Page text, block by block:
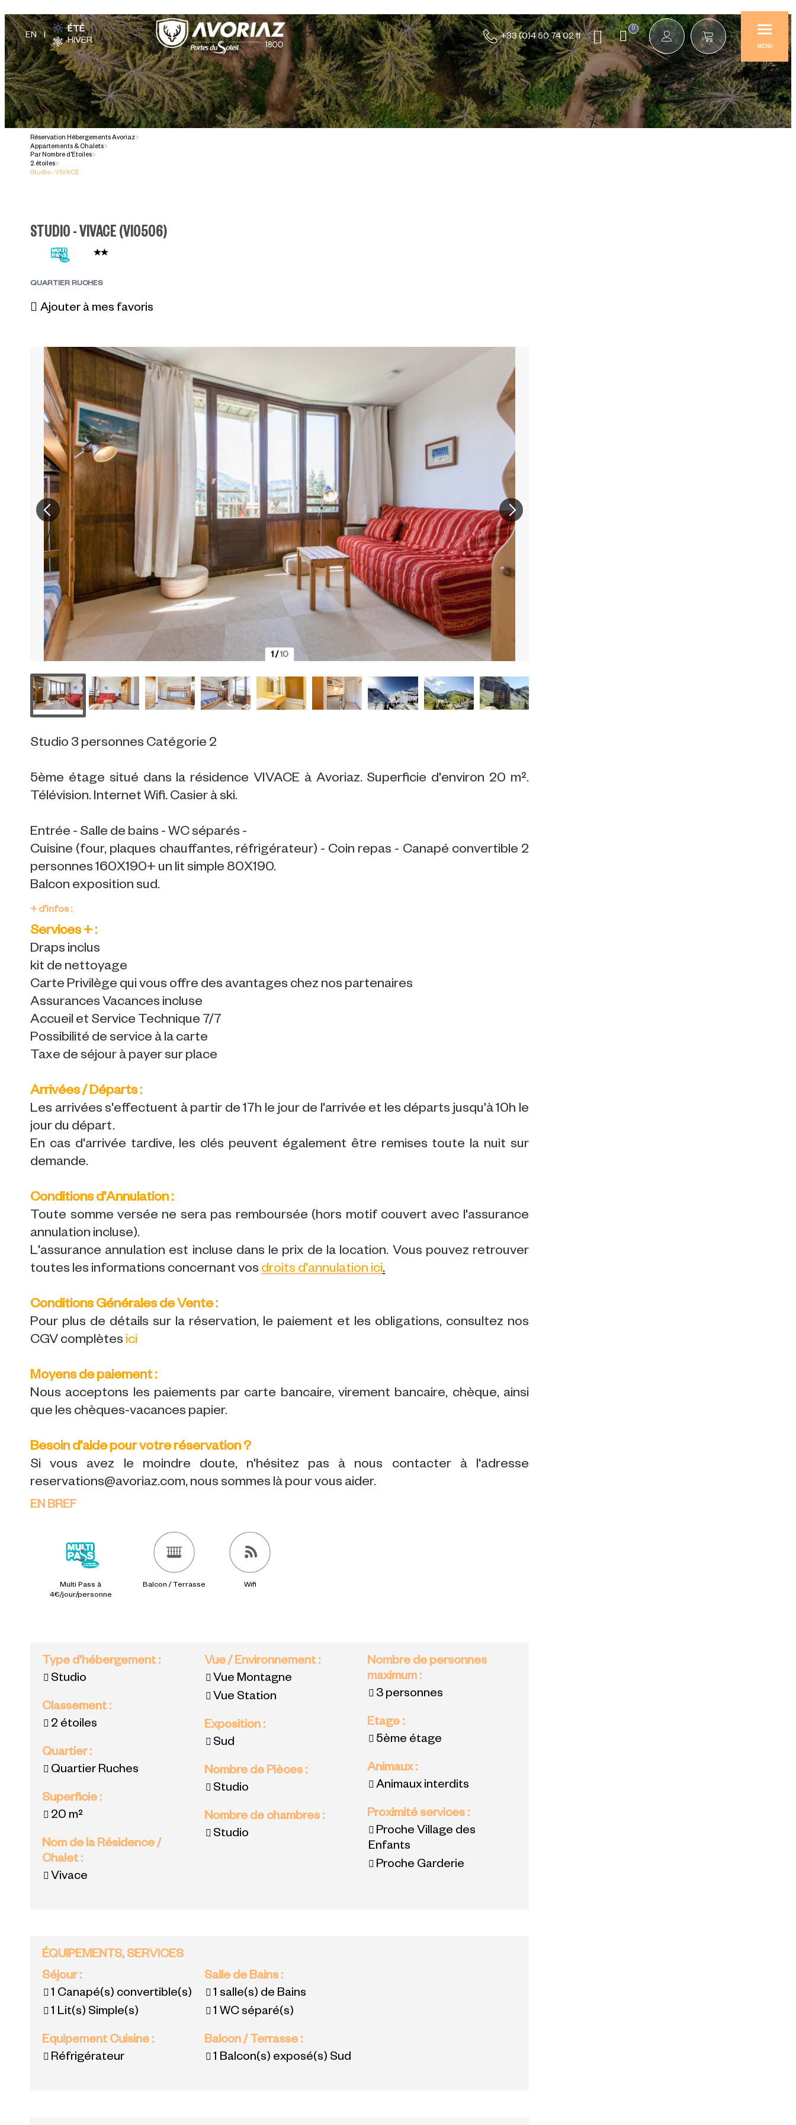
ÉTÉ
HIVER
+33 (0)4 50 74 02 11
0
MENU
Réservation Hébergements Avoriaz>
Appartements & Chalets>
Par Nombre d'Etoiles>
2 étoiles>
Studio - VIVACE
STUDIO - VIVACE(VI0506)
QUARTIER RUCHES
Ajouter à mes favoris
1/10
Studio 3 personnes Catégorie 2
5ème étage situé dans la résidence VIVACE à Avoriaz. Superficie d'environ 20 m².
Télévision. Internet Wifi. Casier à ski.
Entrée - Salle de bains - WC séparés -
Cuisine (four, plaques chauffantes, réfrigérateur) - Coin repas - Canapé convertible 2
personnes 160X190+ un lit simple 80X190.
Balcon exposition sud.
+ d'infos :
Services + :
Draps inclus
kit de nettoyage
Carte Privilège qui vous offre des avantages chez nos partenaires
Assurances Vacances incluse
Accueil et Service Technique 7/7
Possibilité de service à la carte
Taxe de séjour à payer sur place
Arrivées / Départs :
Les arrivées s'effectuent à partir de 17h le jour de l'arrivée et les départs jusqu'à 10h le
jour du départ.
En cas d'arrivée tardive, les clés peuvent également être remises toute la nuit sur
demande.
Conditions d'Annulation :
Toute somme versée ne sera pas remboursée (hors motif couvert avec l'assurance
annulation incluse).
L'assurance annulation est incluse dans le prix de la location. Vous pouvez retrouver
toutes les informations concernant vosdroits d'annulation ici.
Conditions Générales de Vente :
Pour plus de détails sur la réservation, le paiement et les obligations, consultez nos
CGV complètes ici
Moyens de paiement :
Nous acceptons les paiements par carte bancaire, virement bancaire, chèque, ainsi
que les chèques-vacances papier.
Besoin d'aide pour votre réservation ?
Si vous avez le moindre doute, n'hésitez pas à nous contacter à l'adresse
reservations@avoriaz.com, nous sommes là pour vous aider.
EN BREF
Multi Pass à
4€/jour/personne
Balcon / Terrasse Wifi
Type d'hébergement:
Studio
Classement:
2 étoiles
Quartier:
Quartier Ruches
Superficie :
20 m²
Nom de la Résidence /
Chalet:
Vivace
Vue / Environnement:
Vue Montagne
Vue Station
Exposition :
Sud
Nombre de Pièces :
Studio
Nombre de chambres :
Studio
Nombre de personnes
maximum :
3 personnes
Etage :
5ème étage
Animaux:
Animaux interdits
Proximité services :
Proche Village des
Enfants
Proche Garderie
ÉQUIPEMENTS, SERVICES
Séjour:
1 Canapé(s) convertible(s)
1 Lit(s) Simple(s)
Equipement Cuisine :
Réfrigérateur
Salle de Bains :
1 salle(s) de Bains
1 WC séparé(s)
Balcon / Terrasse :
1 Balcon(s) exposé(s) Sud